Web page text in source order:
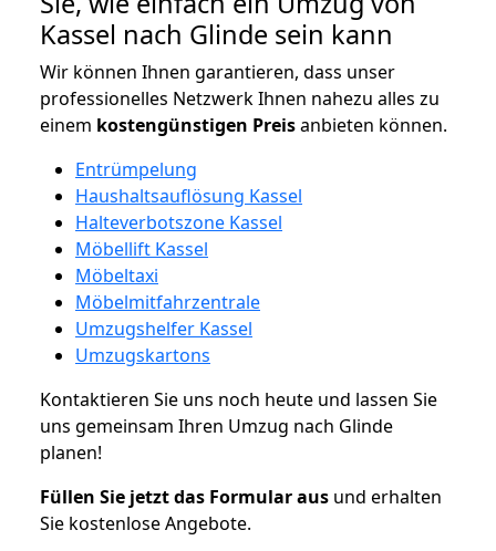
Kassel nach Glinde sein kann
Wir können Ihnen garantieren, dass unser
professionelles Netzwerk Ihnen nahezu alles zu
einem kostengünstigen Preisanbieten können.
Entrümpelung
Haushaltsauflösung Kassel
Halteverbotszone Kassel
Möbellift Kassel
Möbeltaxi
Möbelmitfahrzentrale
Umzugshelfer Kassel
Umzugskartons
Kontaktieren Sie uns noch heute und lassen Sie
uns gemeinsam Ihren Umzug nach Glinde
planen!
Füllen Sie jetzt das Formular aus und erhalten
Sie kostenlose Angebote.